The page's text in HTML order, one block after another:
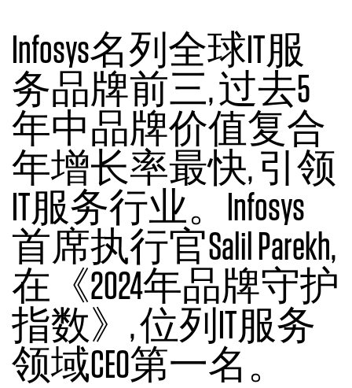
Infosys名列全球IT服
务品牌前三, 过去5
年中品牌价值复合
年增长率最快, 引领
IT服务行业。Infosys
首席执行官Salil Parekh,
在《2024年品牌守护
指数》, 位列IT服务
领域CEO第一名。